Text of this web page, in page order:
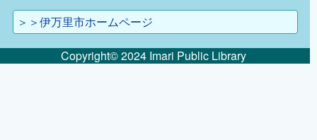
＞＞伊万里市ホームページ
Copyright© 2024 Imari Public Library